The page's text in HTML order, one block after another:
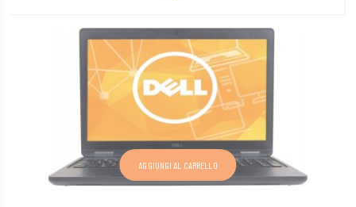
AGGIUNGI AL CARRELLO